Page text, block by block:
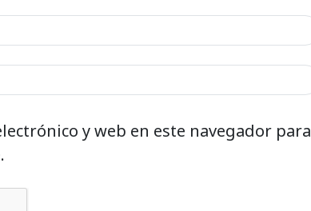
y web en este navegador para